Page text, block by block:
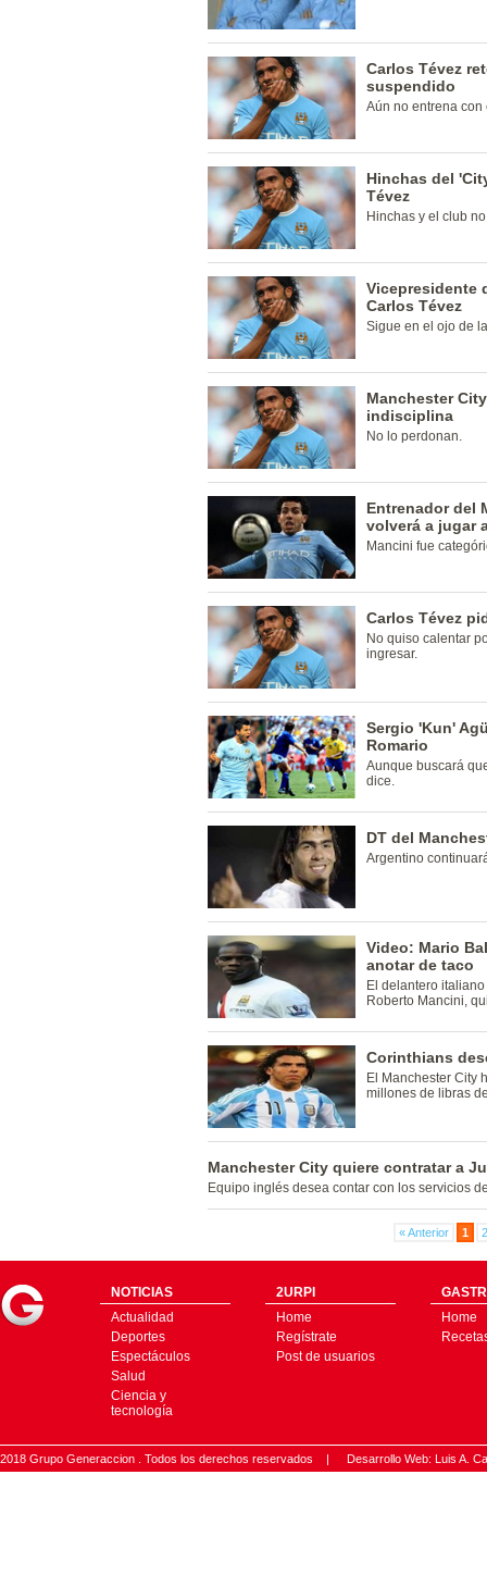
Carlos Tévez
suspendido
Aún no entrena con
Hinchas del
Tévez
Hinchas y el club
Vicepresidente
Carlos Tévez
Sigue en el ojo de
Manchester
indisciplina
No lo perdonan.
Entrenador del
volverá a jugar
Mancini fue
Carlos Tévez
No quiso calentar
ingresar.
Sergio 'Kun'
Romario
Aunque buscará
dice.
DT del
Argentino
Video: Mario
anotar de taco
El delantero
Roberto Mancini,
Corinthians
El Manchester City
millones de libras
Manchester City quiere contratar a
Equipo inglés desea contar con los servicios
« Anterior 1 2
NOTICIAS
Actualidad
Deportes
Espectáculos
Salud
Ciencia y
tecnología
2URPI
Home
Regístrate
Post de usuarios
Home
2018 Grupo Generaccion . Todos los derechos reservados | Desarrollo Web: Luis